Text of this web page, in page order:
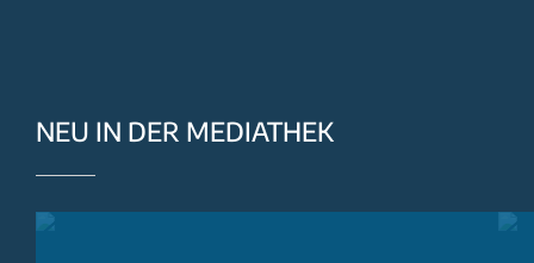
NEU IN DER MEDIATHEK